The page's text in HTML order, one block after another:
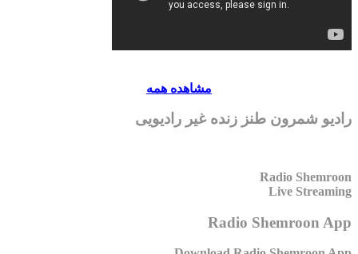
مشاهده همه
رادیو شمرون طنز زنده غیر رادیویی
Radio Shemroon
Live Streaming
Radio Shemroon App